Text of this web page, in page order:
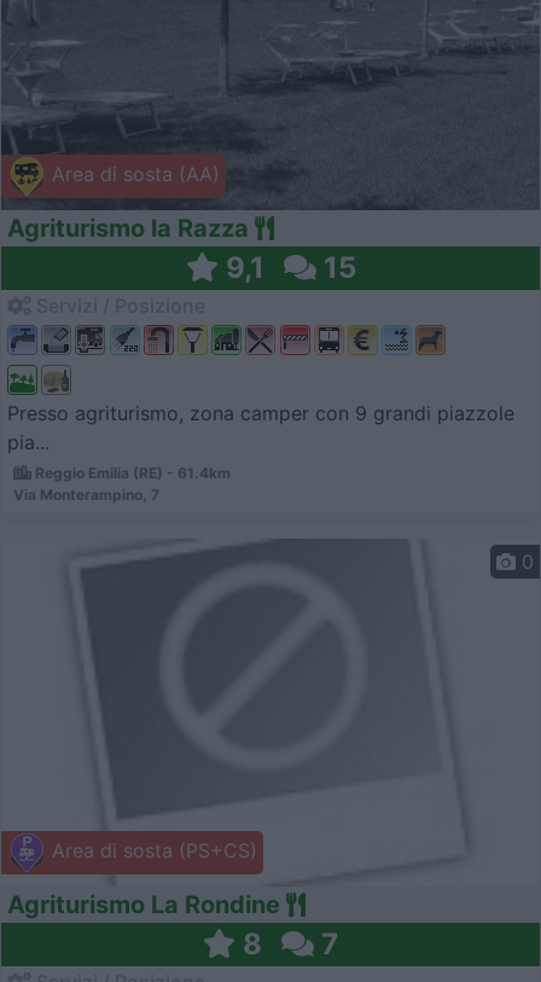
Area di sosta (AA)
Agriturismo la Razza
9,1 15
Presso agriturismo, zona camper con 9 grandi piazzole
pia...
Reggio Emilia (RE) - 61.4km
Via Monterampino, 7
Area di sosta (PS+CS)
0
Agriturismo La Rondine
8 7